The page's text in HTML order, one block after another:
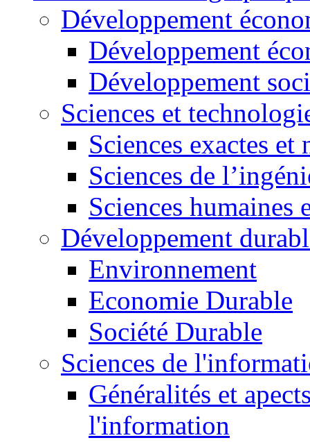
Développement
Développement
Développement
Sciences et
Sciences exactes et
Sciences de
Sciences humaines
Développement
Environnement
Economie Durable
Société Durable
Sciences de
Généralités et
l'information